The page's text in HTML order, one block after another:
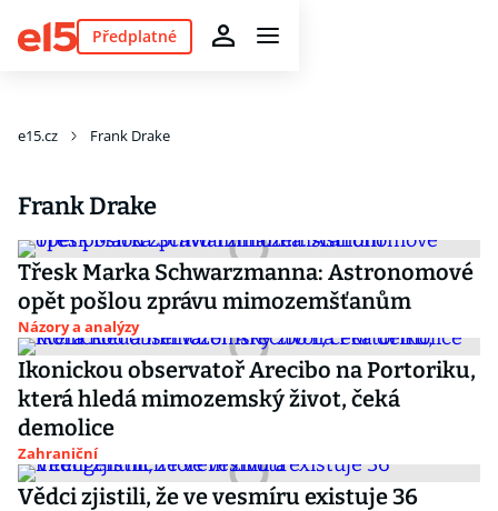
Předplatné
e15.cz Frank Drake
Frank Drake
Třesk Marka Schwarzmanna: Astronomové
opět pošlou zprávu mimozemšťanům
Názory a analýzy
Ikonickou observatoř Arecibo na Portoriku,
která hledá mimozemský život, čeká
demolice
Zahraniční
Vědci zjistili, že ve vesmíru existuje 36